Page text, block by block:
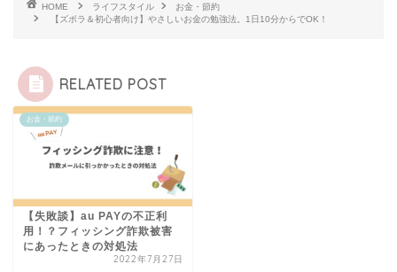
HOME ライフスタイル
お金・節約
【ズボラ＆初心者向け】やさしいお金の勉強法。1日10分からでOK！
RELATED POST
お金・節約
【失敗談】au PAYの不正利
用！？フィッシング詐欺被害
にあったときの対処法
2022年7月27日